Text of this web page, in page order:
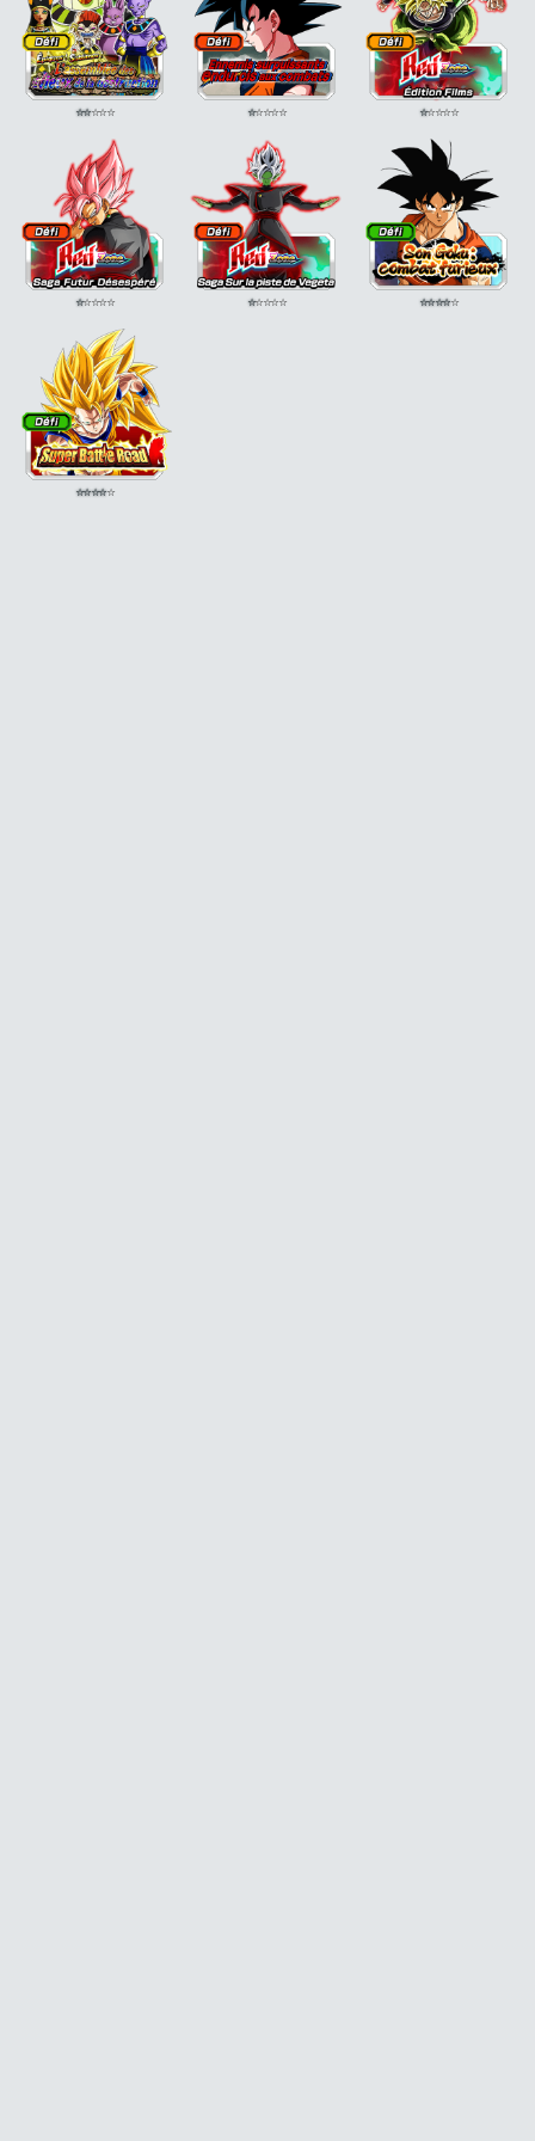
⭐⭐⭐⭐⭐ ⭐⭐⭐⭐⭐ ⭐⭐⭐⭐⭐
⭐⭐⭐⭐⭐ ⭐⭐⭐⭐⭐ ⭐⭐⭐⭐⭐
⭐⭐⭐⭐⭐